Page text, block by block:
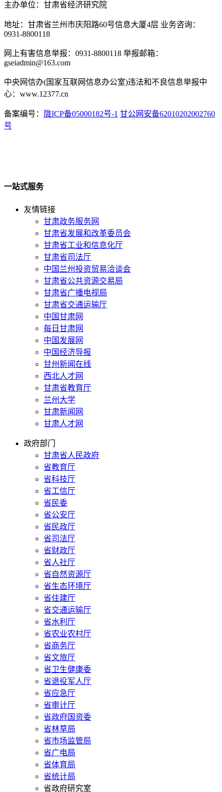
主办单位：甘肃省经济研究院
地址：甘肃省兰州市庆阳路60号信息大厦4层 业务咨询：
0931-8800118
网上有害信息举报：0931-8800118 举报邮箱：
gseiadmin@163.com
中央网信办(国家互联网信息办公室)违法和不良信息举报中
心：www.12377.cn
备案编号： 陇ICP备05000182号-1 甘公网安备62010202002760
号
一站式服务
友情链接
甘肃政务服务网
甘肃省发展和改革委员会
甘肃省工业和信息化厅
甘肃省司法厅
中国兰州投资贸易洽谈会
甘肃省公共资源交易局
甘肃省广播电视局
甘肃省交通运输厅
中国甘肃网
每日甘肃网
中国发展网
中国经济导报
甘州新闻在线
西北人才网
甘肃省教育厅
兰州大学
甘肃新闻网
甘肃人才网
政府部门
甘肃省人民政府
省教育厅
省科技厅
省工信厅
省民委
省公安厅
省民政厅
省司法厅
省财政厅
省人社厅
省自然资源厅
省生态环境厅
省住建厅
省交通运输厅
省水利厅
省农业农村厅
省商务厅
省文旅厅
省卫生健康委
省退役军人厅
省应急厅
省审计厅
省政府国资委
省林草局
省市场监管局
省广电局
省体育局
省统计局
省政府研究室